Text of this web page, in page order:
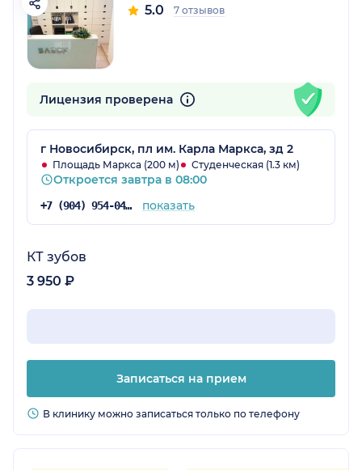
5.0 7 отзывов
Лицензия проверена
г Новосибирск, пл им. Карла Маркса, зд 2
Площадь Маркса (200 м) Студенческая (1.3 км)
Откроется завтра в 08:00
+7 (904) 954-04-91 показать
КТ зубов
3 950 ₽
Записаться на прием
В клинику можно записаться только по телефону